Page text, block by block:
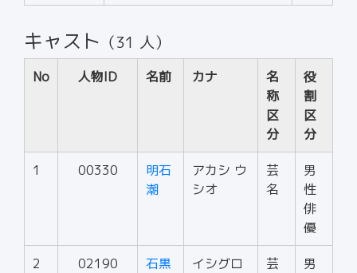
キャスト （31 人）
No 人物ID 名前 カナ
名
称
区
分
役
割
区
分
1 00330
明石
潮
アカシ ウ
シオ
芸
名
男
性
俳
優
2 02190
石黒
イシグロ
芸
男